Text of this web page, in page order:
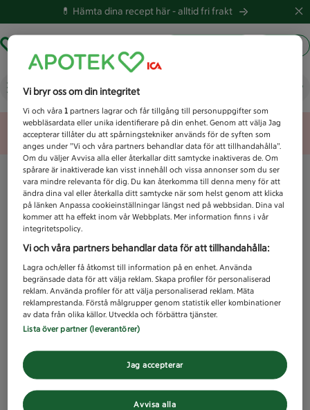
💊 Hämta dina recept här -alltid fri frakt
Vad letar du efter idag?
Unknown error
Vi bryr oss om din integritet
Vi och våra1 partners lagrar och får tillgång till personuppgifter som
webbläsardata eller unika identifierare på din enhet. Genom att välja Jag
accepterar tillåter du att spårningstekniker används för de syften som
anges under ”Vi och våra partners behandlar data för att tillhandahålla”.
Om du väljer Avvisa alla eller återkallar ditt samtycke inaktiveras de. Om
spårare är inaktiverade kan visst innehåll och vissa annonser som du ser
vara mindre relevanta för dig. Du kan återkomma till denna meny för att
ändra dina val eller återkalla ditt samtycke när som helst genom att klicka
på länken Anpassa cookieinställningar längst ned på webbsidan. Dina val
kommer att ha effekt inom vår Webbplats. Mer information finns i vår
integritetspolicy.
Vi och våra partners behandlar data för att tillhandahålla:
Lagra och/eller få åtkomst till information på en enhet. Använda
begränsade data för att välja reklam. Skapa profiler för personaliserad
reklam. Använda profiler för att välja personaliserad reklam. Mäta
reklamprestanda. Förstå målgrupper genom statistik eller kombinationer
av data från olika källor. Utveckla och förbättra tjänster.
Lista över partner (leverantörer)
Avvisa alla
Jag accepterar